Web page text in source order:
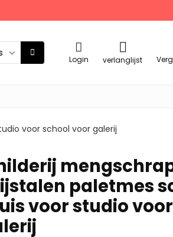
Login verlanglijst
voor school voor galerij
paletmes
voor studio